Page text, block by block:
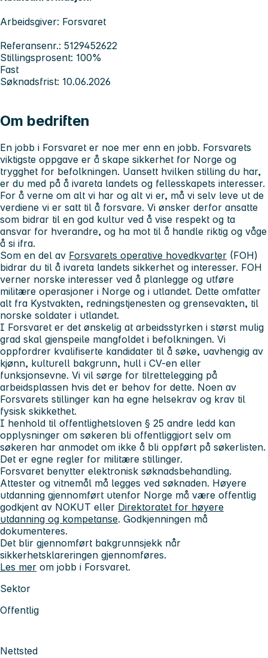
Arbeidsgiver: Forsvaret
Referansenr.: 5129452622
Stillingsprosent: 100%
Fast
Søknadsfrist: 10.06.2026
Om bedriften
En jobb i Forsvaret er noe mer enn en jobb. Forsvarets
viktigste oppgave er å skape sikkerhet for Norge og
trygghet for befolkningen. Uansett hvilken stilling du har,
er du med på å ivareta landets og fellesskapets interesser.
For å verne om alt vi har og alt vi er, må vi selv leve ut de
verdiene vi er satt til å forsvare. Vi ønsker derfor ansatte
som bidrar til en god kultur ved å vise respekt og ta
ansvar for hverandre, og ha mot til å handle riktig og våge
å si ifra.
Som en del av Forsvarets operative hovedkvarter (FOH)
bidrar du til å ivareta landets sikkerhet og interesser. FOH
verner norske interesser ved å planlegge og utføre
militære operasjoner i Norge og i utlandet. Dette omfatter
alt fra Kystvakten, redningstjenesten og grensevakten, til
norske soldater i utlandet.
I Forsvaret er det ønskelig at arbeidsstyrken i størst mulig
grad skal gjenspeile mangfoldet i befolkningen. Vi
oppfordrer kvalifiserte kandidater til å søke, uavhengig av
kjønn, kulturell bakgrunn, hull i CV-en eller
funksjonsevne. Vi vil sørge for tilrettelegging på
arbeidsplassen hvis det er behov for dette. Noen av
Forsvarets stillinger kan ha egne helsekrav og krav til
fysisk skikkethet.
I henhold til offentlighetsloven § 25 andre ledd kan
opplysninger om søkeren bli offentliggjort selv om
søkeren har anmodet om ikke å bli oppført på søkerlisten.
Det er egne regler for militære stillinger.
Forsvaret benytter elektronisk søknadsbehandling.
Attester og vitnemål må legges ved søknaden. Høyere
utdanning gjennomført utenfor Norge må være offentlig
godkjent av NOKUT eller Direktoratet for høyere
utdanning og kompetanse. Godkjenningen må
dokumenteres.
Det blir gjennomført bakgrunnsjekk når
sikkerhetsklareringen gjennomføres.
Les mer om jobb i Forsvaret.
Sektor
Offentlig
Nettsted